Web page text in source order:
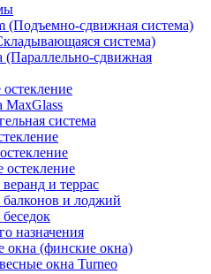
(Подъемно-сдвижная система)
система)
(Параллельно-сдвижная
MaxGlass
система
и террас
балконов и лоджий
назначения
окна (финские окна)
окна Turneo